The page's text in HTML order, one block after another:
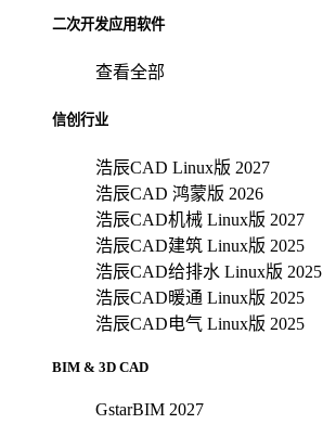
二次开发应用软件
查看全部
信创行业
浩辰CAD Linux版 2027
浩辰CAD 鸿蒙版 2026
浩辰CAD机械 Linux版 2027
浩辰CAD建筑 Linux版 2025
浩辰CAD给排水 Linux版 2025
浩辰CAD暖通 Linux版 2025
浩辰CAD电气 Linux版 2025
BIM & 3D CAD
GstarBIM 2027